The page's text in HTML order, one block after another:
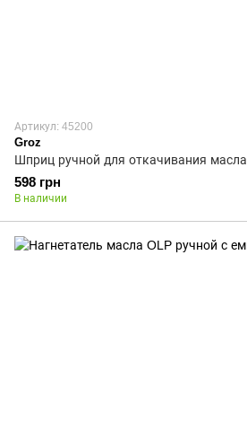
Артикул: 45200
Groz
Шприц ручной для откачивания масла
598 грн
В наличии